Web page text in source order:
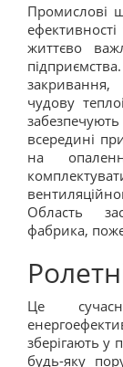
Промислові
життєво
чудову
всередині
на
Область
фабрика,
Це
зберігають у
будь-яку